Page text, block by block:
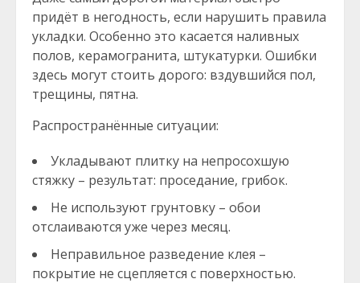
придёт в негодность, если нарушить правила
укладки. Особенно это касается наливных
полов, керамогранита, штукатурки. Ошибки
здесь могут стоить дорого: вздувшийся пол,
трещины, пятна.
Распространённые ситуации:
Укладывают плитку на непросохшую
стяжку – результат: проседание, грибок.
Не используют грунтовку – обои
отслаиваются уже через месяц.
Неправильное разведение клея –
покрытие не сцепляется с поверхностью.